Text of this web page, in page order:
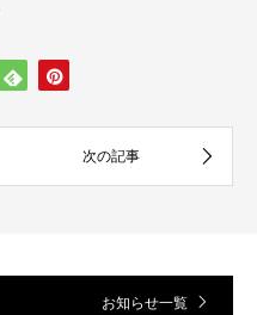
お知らせ一覧